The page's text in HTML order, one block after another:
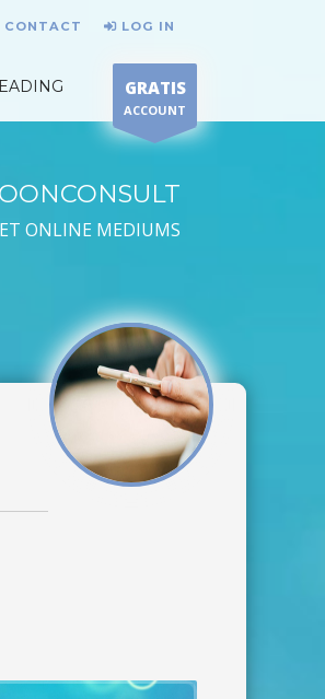
CONTACT LOG IN
GRATIS
ACCOUNT
ONLINE MEDIUMS